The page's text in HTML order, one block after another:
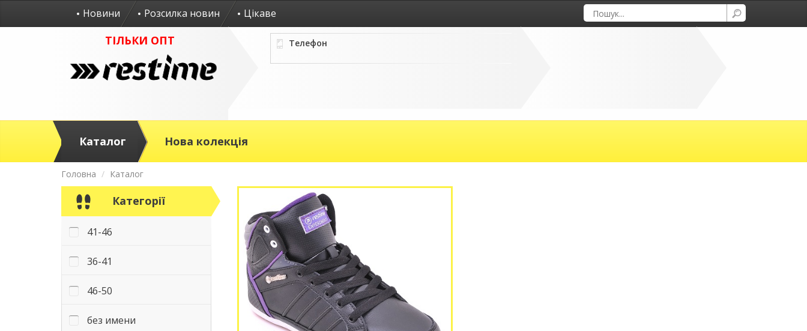
Новини Розсилка новин Цікаве
ТІЛЬКИ ОПТ Телефон
Каталог Нова колекція
Головна Каталог
Категорії
41-46
36-41
46-50
без имени